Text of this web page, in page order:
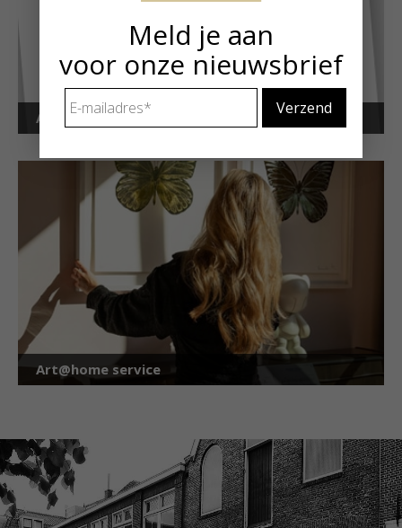
Art Alert!
Art@home service
Meld je aan
voor onze nieuwsbrief
mailadres *